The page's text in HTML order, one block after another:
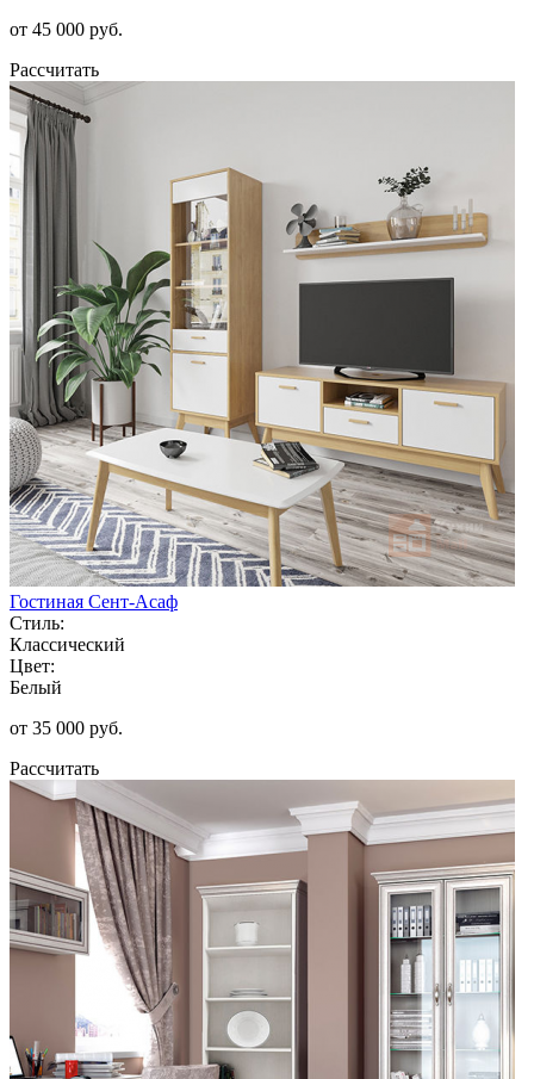
от 45 000 руб.
Рассчитать
Гостиная Сент-Асаф
Стиль:
Классический
Цвет:
Белый
от 35 000 руб.
Рассчитать